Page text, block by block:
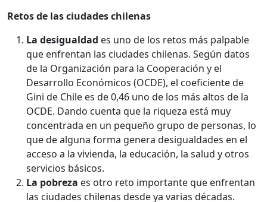
Retos de las ciudades chilenas
La desigualdad es uno de los retos más palpable
que enfrentan las ciudades chilenas. Según datos
de la Organización para la Cooperación y el
Desarrollo Económicos (OCDE), el coeficiente de
Gini de Chile es de 0,46 uno de los más altos de la
OCDE. Dando cuenta que la riqueza está muy
concentrada en un pequeño grupo de personas, lo
que de alguna forma genera desigualdades en el
acceso a la vivienda, la educación, la salud y otros
servicios básicos.
La pobreza es otro reto importante que enfrentan
las ciudades chilenas desde ya varias décadas.